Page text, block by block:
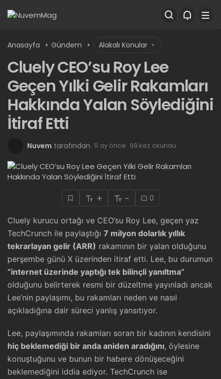
Anasayfa Gündem Alakalı Konular
Cluely CEO’su Roy Lee
Geçen Yılki Gelir Rakamları
Hakkında Yalan Söylediğini
İtiraf Etti
Nuvem tarafından 5 ay önce 99 kez okundu
+ - 0
Cluely kurucu ortağı ve CEO’su Roy Lee, geçen yaz
TechCrunch ile paylaştığı 7 milyon dolarlık yıllık
tekrarlayan gelir (ARR) rakamının bir yalan olduğunu
perşembe günü X üzerinden itiraf etti. Lee, bu durumun
“internet üzerinde yaptığı tek bilinçli yanıltma”
olduğunu belirterek resmi bir düzeltme yayınladı ancak
Lee’nin paylaşımı, bu rakamları neden ve nasıl
açıkladığına dair süreci yanlış yansıtıyor.
Lee, paylaşımında rakamları soran bir kadının kendisini
hiç beklemediği bir anda aniden aradığını, öylesine
konuştuğunu ve bunun bir habere dönüşeceğini
beklemediğini iddia ediyor. TechCrunch ise